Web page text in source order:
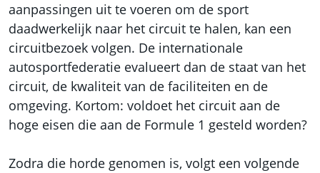
aanpassingen uit te voeren om de sport
daadwerkelijk naar het circuit te halen, kan een
circuitbezoek volgen. De internationale
autosportfederatie evalueert dan de staat van het
circuit, de kwaliteit van de faciliteiten en de
omgeving. Kortom: voldoet het circuit aan de
hoge eisen die aan de Formule 1 gesteld worden?
Zodra die horde genomen is, volgt een volgende